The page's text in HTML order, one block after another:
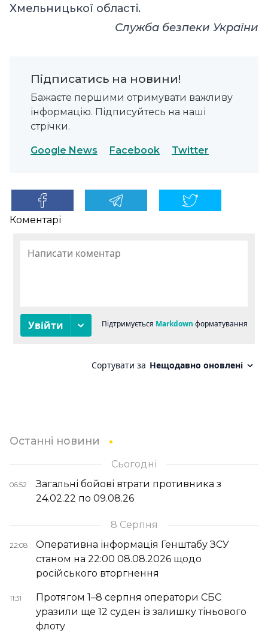
Хмельницької області.
Служба безпеки України
Підписатись на новини!
Бажаєте першими отримувати важливу
інформацію. Підписуйтесь на наші
стрічки.
Google News Facebook Twitter
Коментарі
Останні новини
Сьогодні
06:52
Загальні бойові втрати противника з
24.02.22 по 09.08.26
8 Серпня
22:08
Оперативна інформація Генштабу ЗСУ
станом на 22:00 08.08.2026 щодо
російського вторгнення
11:31
Протягом 1–8 серпня оператори СБС
уразили ще 12 суден із залишку тіньового
флоту